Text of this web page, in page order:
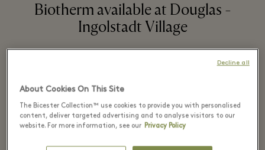
Biotherm available at Douglas -
Ingolstadt Village
Douglas is one of the leading retailers in
the European beauty industry with
about 2,400 stores and fast-growing
About Cookies On This Site
The Bicester Collection™ use cookies to provide you with personalised
content, deliver targeted advertising and to analyse visitors to our
website. For more information, see our Privacy Policy
Decline all